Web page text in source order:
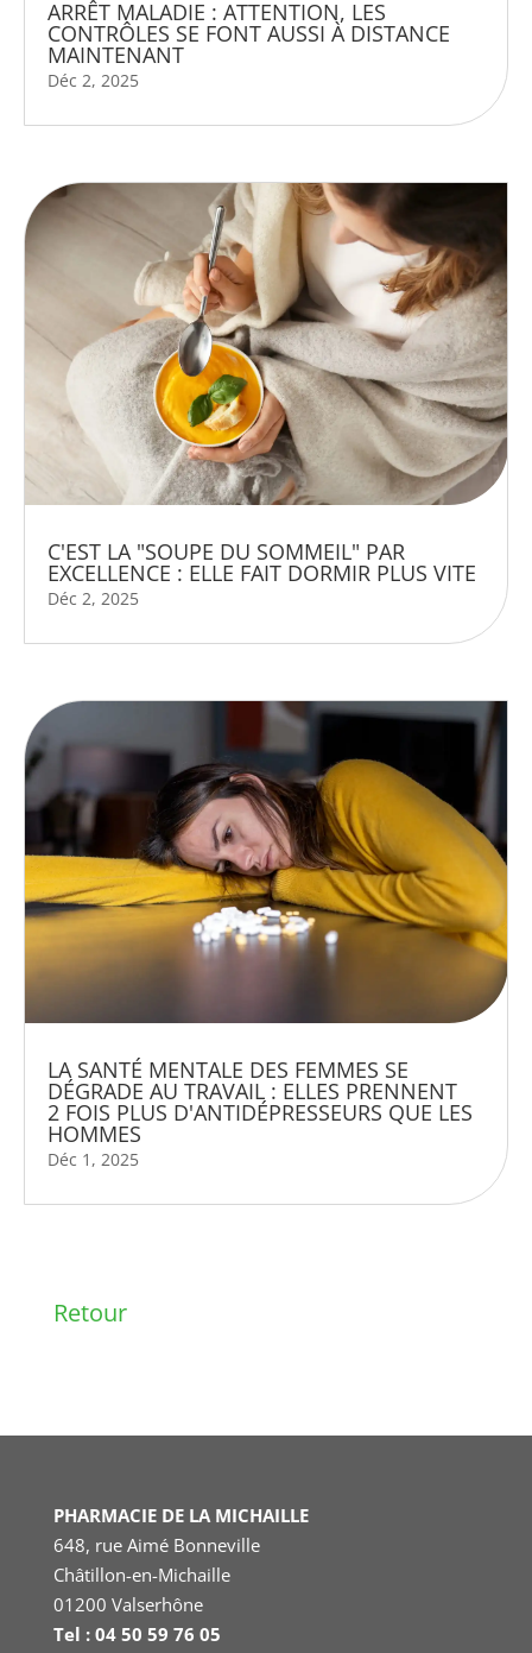
ARRÊT MALADIE : ATTENTION, LES
CONTRÔLES SE FONT AUSSI À DISTANCE
MAINTENANT
Déc 2, 2025
C'EST LA "SOUPE DU SOMMEIL" PAR
EXCELLENCE : ELLE FAIT DORMIR PLUS VITE
Déc 2, 2025
LA SANTÉ MENTALE DES FEMMES SE
DÉGRADE AU TRAVAIL : ELLES PRENNENT
2 FOIS PLUS D'ANTIDÉPRESSEURS QUE LES
HOMMES
Déc 1, 2025
Retour
PHARMACIE DE LA MICHAILLE
648, rue Aimé Bonneville
Châtillon-en-Michaille
01200 Valserhône
Tel : 04 50 59 76 05